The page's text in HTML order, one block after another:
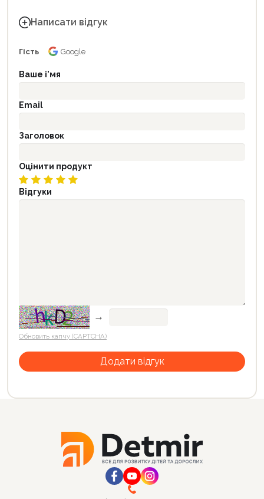
Написати відгук
Гість Google
Ваше і'мя
Email
Заголовок
Оцінити продукт
Відгуки
→
Обновить капчу (CAPTCHA)